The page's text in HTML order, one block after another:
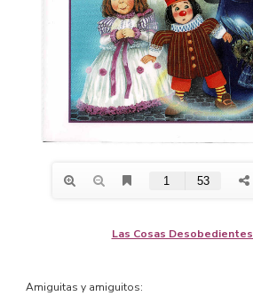
Las Cosas Desobedientes
Amiguitas y amiguitos: